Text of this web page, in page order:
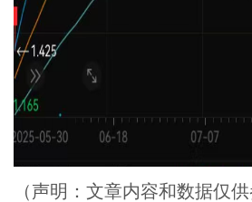
（声明：文章内容和数据仅